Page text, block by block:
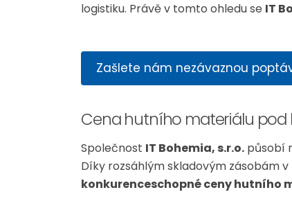
logistiku. Právě v tomto ohledu se IT
Zašlete nám nezávaznou
Cena hutního materiálu pod
Společnost IT Bohemia, s.r.o. působí
Díky rozsáhlým skladovým zásobám
konkurenceschopné ceny hutního